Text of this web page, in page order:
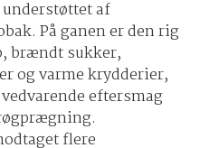
af
På ganen er den rig
brændt sukker,
og varme krydderier,
eftersmag
flere